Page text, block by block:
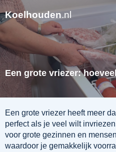
Koelhouden.nl
Een grote vriezer:
Een grote vriezer heeft meer
perfect als je veel wilt
voor grote gezinnen en
waardoor je gemakkelijk